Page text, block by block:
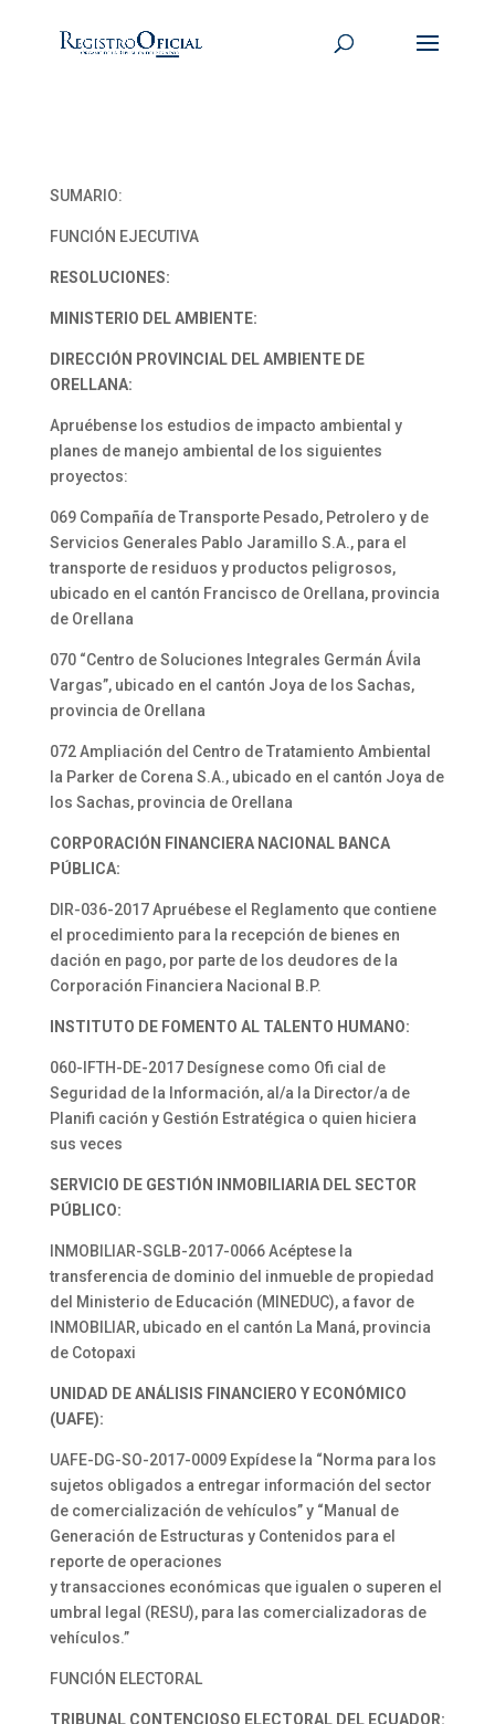
SUMARIO:
FUNCIÓN EJECUTIVA
RESOLUCIONES:
MINISTERIO DEL AMBIENTE:
DIRECCIÓN PROVINCIAL DEL AMBIENTE DE
ORELLANA:
Apruébense los estudios de impacto ambiental y
planes de manejo ambiental de los siguientes
proyectos:
069 Compañía de Transporte Pesado, Petrolero y de
Servicios Generales Pablo Jaramillo S.A., para el
transporte de residuos y productos peligrosos,
ubicado en el cantón Francisco de Orellana, provincia
de Orellana
070 “Centro de Soluciones Integrales Germán Ávila
Vargas”, ubicado en el cantón Joya de los Sachas,
provincia de Orellana
072 Ampliación del Centro de Tratamiento Ambiental
la Parker de Corena S.A., ubicado en el cantón Joya de
los Sachas, provincia de Orellana
CORPORACIÓN FINANCIERA NACIONAL BANCA
PÚBLICA:
DIR-036-2017 Apruébese el Reglamento que contiene
el procedimiento para la recepción de bienes en
dación en pago, por parte de los deudores de la
Corporación Financiera Nacional B.P.
INSTITUTO DE FOMENTO AL TALENTO HUMANO:
060-IFTH-DE-2017 Desígnese como Ofi cial de
Seguridad de la Información, al/a la Director/a de
Planifi cación y Gestión Estratégica o quien hiciera
sus veces
SERVICIO DE GESTIÓN INMOBILIARIA DEL SECTOR
PÚBLICO:
INMOBILIAR-SGLB-2017-0066 Acéptese la
transferencia de dominio del inmueble de propiedad
del Ministerio de Educación (MINEDUC), a favor de
INMOBILIAR, ubicado en el cantón La Maná, provincia
de Cotopaxi
UNIDAD DE ANÁLISIS FINANCIERO Y ECONÓMICO
(UAFE):
UAFE-DG-SO-2017-0009 Expídese la “Norma para los
sujetos obligados a entregar información del sector
de comercialización de vehículos” y “Manual de
Generación de Estructuras y Contenidos para el
reporte de operaciones
y transacciones económicas que igualen o superen el
umbral legal (RESU), para las comercializadoras de
vehículos.”
FUNCIÓN ELECTORAL
TRIBUNAL CONTENCIOSO ELECTORAL DEL ECUADOR: